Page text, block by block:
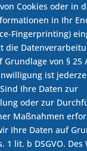
Cookies oder in
in Ihr
Fingerprinting)
die
von § 25
ist
Ihre Daten zur
oder zur
Maßnahmen
Ihre Daten auf
1 lit. b DSGVO. Des